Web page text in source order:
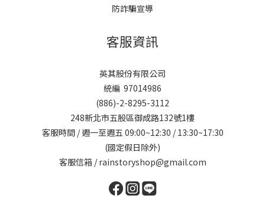
防詐騙宣導
客服資訊
英其股份有限公司
統編 97014986
(886)-2-8295-3112
248新北市五股區御成路132號1樓
客服時間 / 週一至週五 09:00~12:30 / 13:30~17:30
(國定假日除外)
客服信箱 / rainstoryshop@gmail.com